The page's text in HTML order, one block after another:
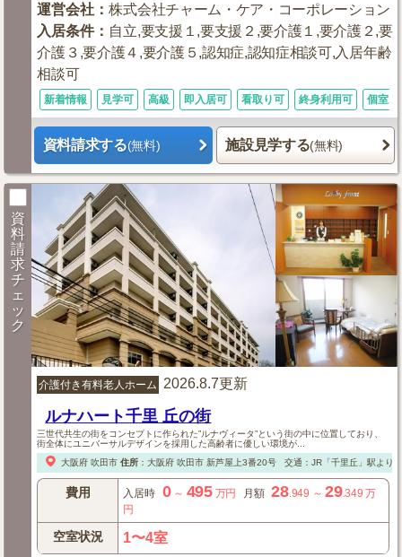
運営会社 ：株式会社チャーム・ケア・コーポレーション
入居条件： 自立,要支援１,要支援２,要介護１,要介護２,要
介護３,要介護４,要介護５,認知症,認知症相談可,入居年齢
相談可
新着情報 見学可 高級 即入居可 看取り可 終身利用可 個室あ
資料請求する(無料) 施設見学する(無料)
資
料
請
求
チ
ェ
ッ
ク
介護付き有料老人ホーム 2026.8.7更新
ルナハート千里 丘の街
三世代共生の街をコンセプトに作られた”ルナヴィータ”という街の中に位置しており、
街全体にユニバーサルデザインを採用した高齢者に優しい環境が...
大阪府 吹田市 住所： 大阪府 吹田市新芦屋上3番20号 交通：JR「千里丘」駅より
費用 入居時 0～ 495 万円 月額 28.949 ～29.349 万
円
空室状況 1〜4室